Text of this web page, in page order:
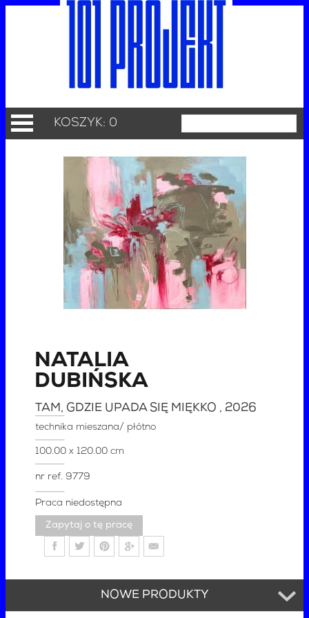
KOSZYK: 0
NATALIA
DUBIŃSKA
TAM, GDZIE UPADA SIĘ MIĘKKO , 2026
technika mieszana/ płótno
100.00 x 120.00 cm
nr ref.9779
Praca niedostępna
Zapytaj o tę pracę
NOWE PRODUKTY